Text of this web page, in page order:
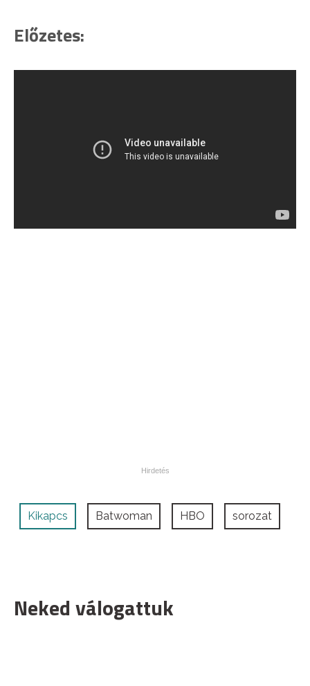
Előzetes:
Kikapcs Batwoman HBO sorozat
Neked válogattuk